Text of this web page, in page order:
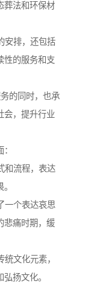
葬法和环保材
安排，还包括
性的服务和支
的同时，也承
会，提升行业
和流程，表达
一个表达哀思
悲痛时期，缓
文化元素，
扬文化。